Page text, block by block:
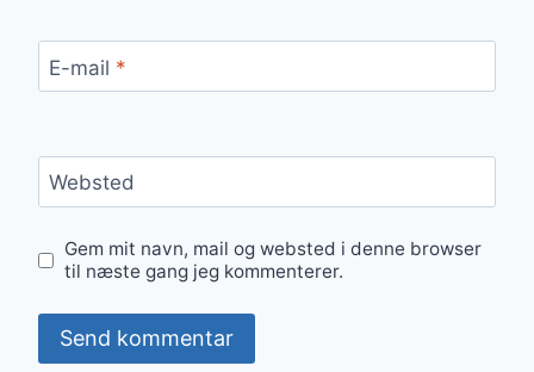
E-mail *
Websted
Gem mit navn, mail og websted i denne browser
til næste gang jeg kommenterer.